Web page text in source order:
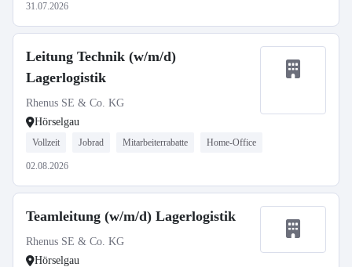
31.07.2026
Leitung Technik (w/m/d)
Lagerlogistik
Rhenus SE & Co. KG
Hörselgau
Vollzeit Jobrad Mitarbeiterrabatte Home-Office
02.08.2026
Teamleitung (w/m/d) Lagerlogistik
Rhenus SE & Co. KG
Hörselgau